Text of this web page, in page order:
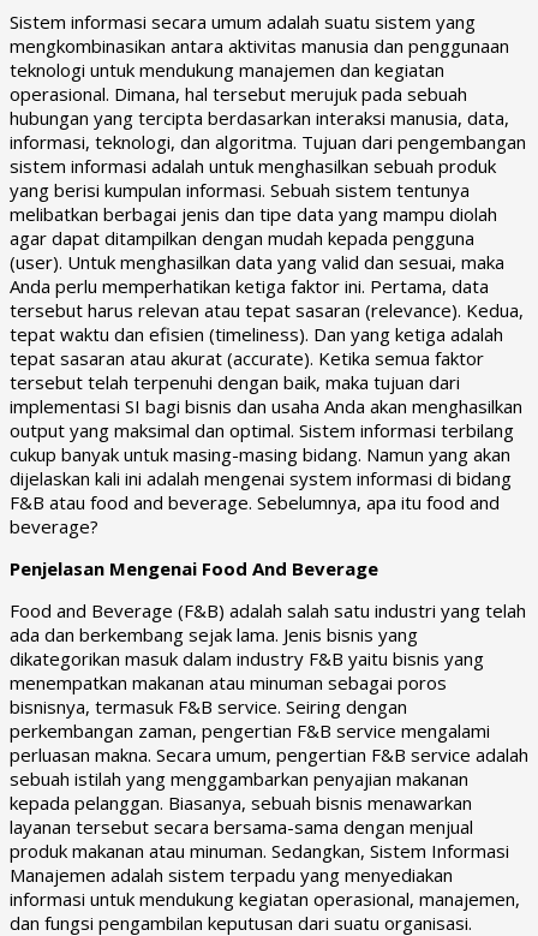
Sistem informasi secara umum adalah suatu sistem yang
mengkombinasikan antara aktivitas manusia dan penggunaan
teknologi untuk mendukung manajemen dan kegiatan
operasional. Dimana, hal tersebut merujuk pada sebuah
hubungan yang tercipta berdasarkan interaksi manusia, data,
informasi, teknologi, dan algoritma. Tujuan dari pengembangan
sistem informasi adalah untuk menghasilkan sebuah produk
yang berisi kumpulan informasi. Sebuah sistem tentunya
melibatkan berbagai jenis dan tipe data yang mampu diolah
agar dapat ditampilkan dengan mudah kepada pengguna
(user). Untuk menghasilkan data yang valid dan sesuai, maka
Anda perlu memperhatikan ketiga faktor ini. Pertama, data
tersebut harus relevan atau tepat sasaran (relevance). Kedua,
tepat waktu dan efisien (timeliness). Dan yang ketiga adalah
tepat sasaran atau akurat (accurate). Ketika semua faktor
tersebut telah terpenuhi dengan baik, maka tujuan dari
implementasi SI bagi bisnis dan usaha Anda akan menghasilkan
output yang maksimal dan optimal. Sistem informasi terbilang
cukup banyak untuk masing-masing bidang. Namun yang akan
dijelaskan kali ini adalah mengenai system informasi di bidang
F&B atau food and beverage. Sebelumnya, apa itu food and
beverage?
Penjelasan Mengenai Food And Beverage
Food and Beverage (F&B) adalah salah satu industri yang telah
ada dan berkembang sejak lama. Jenis bisnis yang
dikategorikan masuk dalam industry F&B yaitu bisnis yang
menempatkan makanan atau minuman sebagai poros
bisnisnya, termasuk F&B service. Seiring dengan
perkembangan zaman, pengertian F&B service mengalami
perluasan makna. Secara umum, pengertian F&B service adalah
sebuah istilah yang menggambarkan penyajian makanan
kepada pelanggan. Biasanya, sebuah bisnis menawarkan
layanan tersebut secara bersama-sama dengan menjual
produk makanan atau minuman. Sedangkan, Sistem Informasi
Manajemen adalah sistem terpadu yang menyediakan
informasi untuk mendukung kegiatan operasional, manajemen,
dan fungsi pengambilan keputusan dari suatu organisasi.